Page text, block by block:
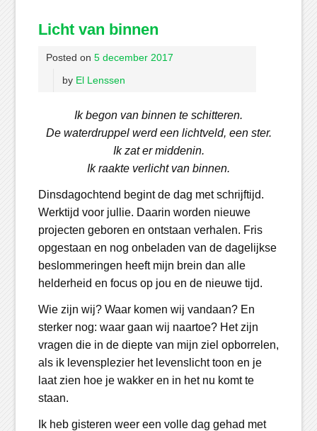
Licht van binnen
Posted on 5 december 2017
by El Lenssen
Ik begon van binnen te schitteren.
De waterdruppel werd een lichtveld, een ster.
Ik zat er middenin.
Ik raakte verlicht van binnen.
Dinsdagochtend begint de dag met schrijftijd.
Werktijd voor jullie. Daarin worden nieuwe
projecten geboren en ontstaan verhalen. Fris
opgestaan en nog onbeladen van de dagelijkse
beslommeringen heeft mijn brein dan alle
helderheid en focus op jou en de nieuwe tijd.
Wie zijn wij? Waar komen wij vandaan? En
sterker nog: waar gaan wij naartoe? Het zijn
vragen die in de diepte van mijn ziel opborrelen,
als ik levensplezier het levenslicht toon en je
laat zien hoe je wakker en in het nu komt te
staan.
Ik heb gisteren weer een volle dag gehad met